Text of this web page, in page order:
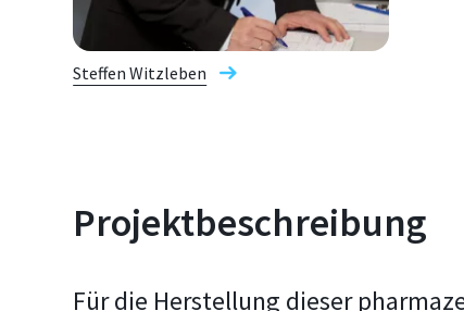
Steffen Witzleben
Projektbeschreibung
Für die Herstellung dieser